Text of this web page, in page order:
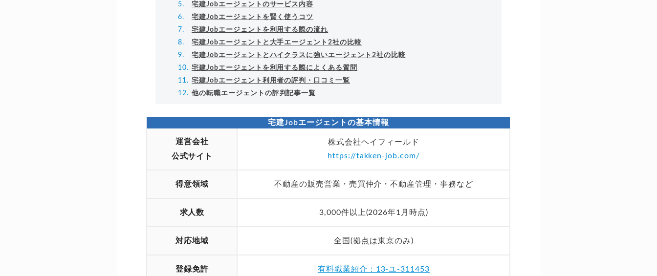
宅建Jobエージェントのサービス内容
宅建Jobエージェントを賢く使うコツ
宅建Jobエージェントを利用する際の流れ
宅建Jobエージェントと大手エージェント2社の比較
宅建Jobエージェントとハイクラスに強いエージェント2社の比較
宅建Jobエージェントを利用する際によくある質問
宅建Jobエージェント利用者の評判・口コミ一覧
他の転職エージェントの評判記事一覧
宅建Jobエージェントの基本情報
運営会社
公式サイト
株式会社ヘイフィールド
https://takken-job.com/
得意領域 不動産の販売営業・売買仲介・不動産管理・事務など
求人数 3,000件以上(2026年1月時点)
対応地域 全国(拠点は東京のみ)
登録免許 有料職業紹介：13-ユ-311453